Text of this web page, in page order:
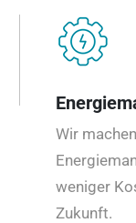
Wir
weniger
Zukunft.